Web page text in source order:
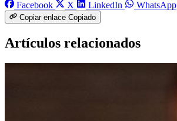
Facebook
X LinkedIn WhatsApp
Copiar enlace Copiado
Artículos relacionados